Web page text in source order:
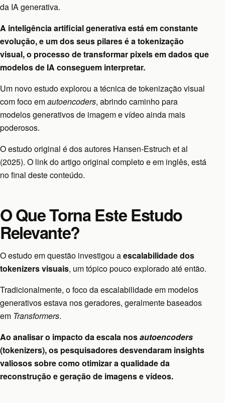
da IA generativa.
A inteligência artificial generativa está em constante
evolução, e um dos seus pilares é a tokenização
visual, o processo de transformar pixels em dados que
modelos de IA conseguem interpretar.
Um novo estudo explorou a técnica de tokenização visual
com foco emautoencoders, abrindo caminho para
modelos generativos de imagem e vídeo ainda mais
poderosos.
O estudo original é dos autores Hansen-Estruch et al
(2025). O link do artigo original completo e em inglês, está
no final deste conteúdo.
O Que Torna Este Estudo
Relevante?
O estudo em questão investigou aescalabilidade dos
tokenizers visuais, um tópico pouco explorado até então.
Tradicionalmente, o foco da escalabilidade em modelos
generativos estava nos geradores, geralmente baseados
em Transformers.
Ao analisar o impacto da escala nosautoencoders
(tokenizers), os pesquisadores desvendaram insights
valiosos sobre como otimizar a qualidade da
reconstrução e geração de imagens e vídeos.